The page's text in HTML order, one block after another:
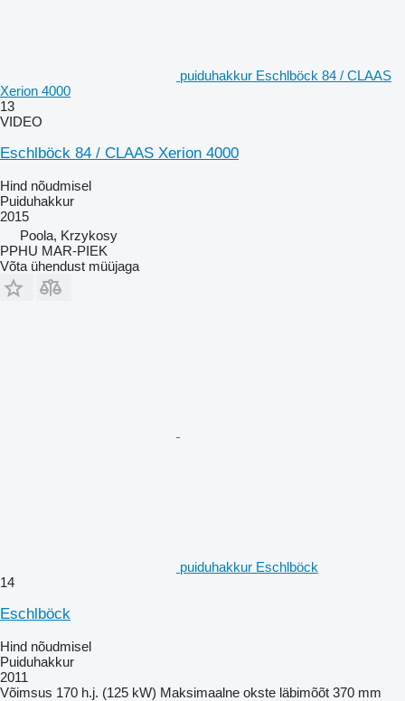
puiduhakkur Eschlböck 84 / CLAAS
Xerion 4000
13
VIDEO
Eschlböck 84 / CLAAS Xerion 4000
Hind nõudmisel
Puiduhakkur
2015
Poola, Krzykosy
PPHU MAR-PIEK
Võta ühendust müüjaga
puiduhakkur Eschlböck
14
Eschlböck
Hind nõudmisel
Puiduhakkur
2011
Võimsus 170 h.j. (125 kW) Maksimaalne okste läbimõõt 370 mm